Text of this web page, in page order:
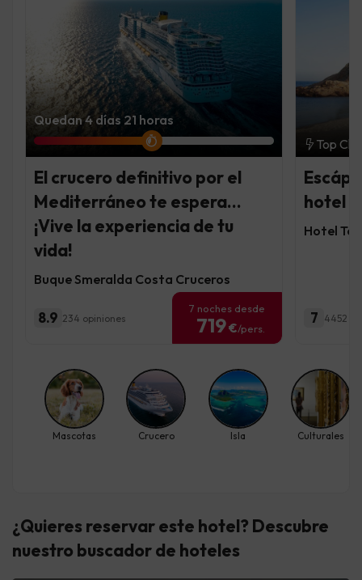
Quedan 4 días 21 horas
El crucero definitivo por el
Mediterráneo te espera...
¡Vive la experiencia de tu
vida!
Buque Smeralda Costa Cruceros
8.9 234 opiniones
7 noches desde
719€/pers.
Top
hotel
Hotel
7 4452
Mascotas Crucero Isla Culturales
¿Quieres reservar este hotel? Descubre
nuestro buscador de hoteles